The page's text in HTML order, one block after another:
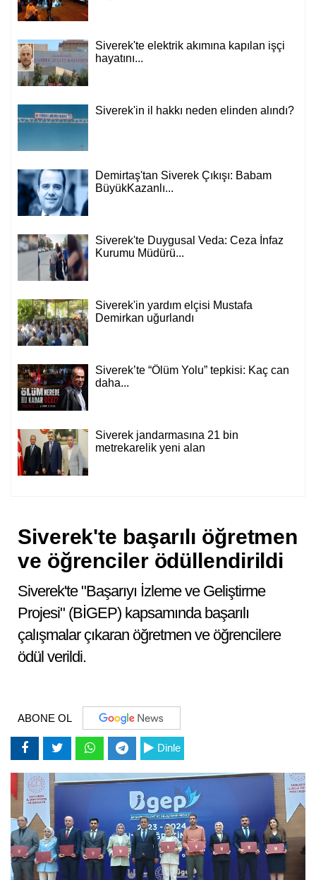
Siverek'te elektrik akımına kapılan işçi
hayatını...
Siverek'in il hakkı neden elinden alındı?
Demirtaş'tan Siverek Çıkışı: Babam
BüyükKazanlı...
Siverek'te Duygusal Veda: Ceza İnfaz
Kurumu Müdürü...
Siverek'in yardım elçisi Mustafa
Demirkan uğurlandı
Siverek’te “Ölüm Yolu” tepkisi: Kaç can
daha...
Siverek jandarmasına 21 bin
metrekarelik yeni alan
Siverek'te başarılı öğretmen
ve öğrenciler ödüllendirildi
Siverek'te "Başarıyı İzleme ve Geliştirme
Projesi" (BİGEP) kapsamında başarılı
çalışmalar çıkaran öğretmen ve öğrencilere
ödül verildi.
ABONE OL
Dinle